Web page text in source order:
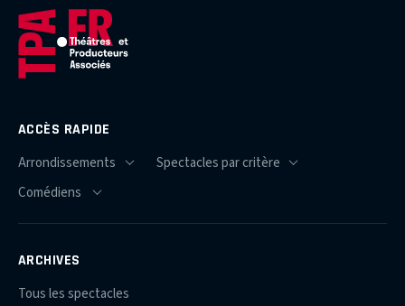
ACCÈS RAPIDE
ARCHIVES
Tous les spectacles